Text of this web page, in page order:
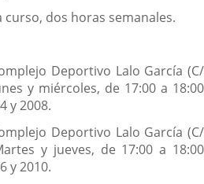
dos horas semanales.
Deportivo Lalo García (C/
y miércoles, de 17:00 a 18:00
y 2008.
Deportivo Lalo García (C/
y jueves, de 17:00 a 18:00
y 2010.